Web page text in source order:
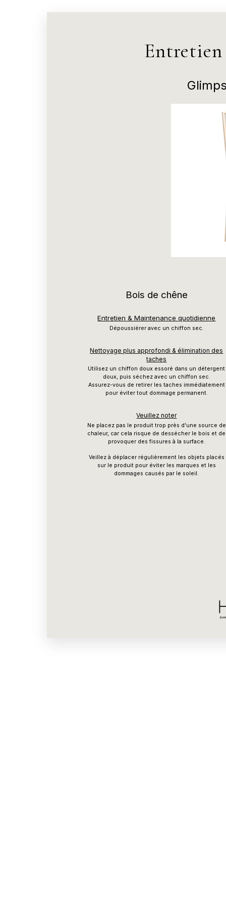
Entretien
Bois de chêne
Entretien & Maintenance quotidienne
Dépoussiérer avec un chiffon sec.
Nettoyage plus approfondi & élimination des
taches
Utilisez un chiffon doux essoré dans un détergent
doux, puis séchez avec un chiffon sec.
Assurez-vous de retirer les taches immédiatement
pour éviter tout dommage permanent.
Veuillez noter
Ne placez pas le produit trop près d'une source de
chaleur, car cela risque de dessécher le bois et de
provoquer des fissures à la surface.
Veillez à déplacer régulièrement les objets placés
sur le produit pour éviter les marques et les
dommages causés par le soleil.